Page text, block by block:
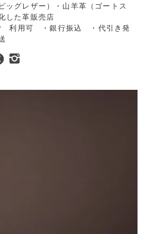
ッグレザー）・山羊革（ゴートス
した革販売店
用可 ・銀行振込 ・代引き発